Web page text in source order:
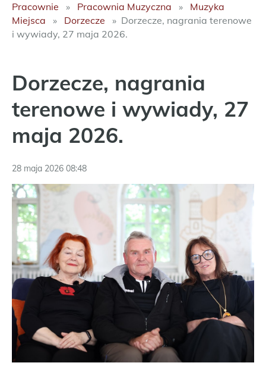
Pracownie Pracownia Muzyczna
Muzyka
Miejsca
Dorzecze
Dorzecze, nagrania terenowe
i wywiady, 27 maja 2026.
Dorzecze, nagrania
terenowe i wywiady, 27
maja 2026.
28 maja 2026 08:48